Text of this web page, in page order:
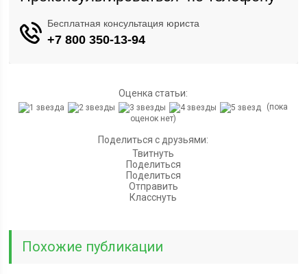
Оценка статьи:
(пока
оценок нет)
Поделиться с друзьями:
Твитнуть
Поделиться
Поделиться
Отправить
Класснуть
Похожие публикации